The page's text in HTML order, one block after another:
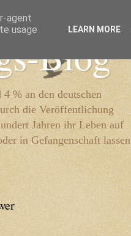
Blog
% an den deutschen
die Veröffentlichung
Jahren ihr Leben auf
in Gefangenschaft lassen
agent
usage
LEARN MORE